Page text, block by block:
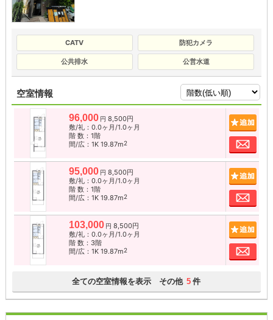
CATV 防犯カメラ
公共排水 公営水道
空室情報
96,000 円 8,500円
敷/礼：0.0ヶ月/1.0ヶ月
階 数：1階
間/広：1K 19.87m2 お
95,000 円 8,500円
敷/礼：0.0ヶ月/1.0ヶ月
階 数：1階
間/広：1K 19.87m2 お
103,000 円 8,500円
敷/礼：0.0ヶ月/1.0ヶ月
階 数：3階
間/広：1K 19.87m2 お
全ての空室情報を表示 その他 5 件